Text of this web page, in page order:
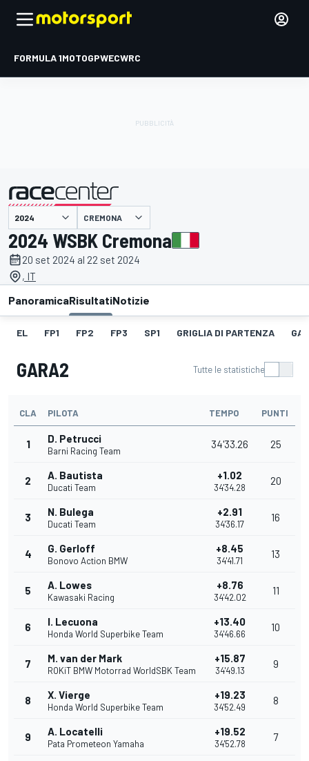
FORMULA 1MOTOGPWECWRC
presentato da CREMONA
2024 WSBK Cremona
20 set 2024 al 22 set 2024
, IT
PanoramicaRisultatiNotizie
EL FP1 FP2 FP3 SP1 GRIGLIA DI PARTENZA
GARA2 Tutte le statistiche
CLA PILOTA TEMPO PUNTI
1 D. Petrucci
Barni Racing Team
34'33.26 25
2 A. Bautista
Ducati Team
+1.02
34'34.28
20
3 N. Bulega
Ducati Team
+2.91
34'36.17
16
4 G. Gerloff
Bonovo Action BMW
+8.45
34'41.71
13
5 A. Lowes
Kawasaki Racing
+8.76
34'42.02
11
6 I. Lecuona
Honda World Superbike Team
+13.40
34'46.66
10
7 M. van der Mark
ROKiT BMW Motorrad WorldSBK Team
+15.87
34'49.13
9
8 X. Vierge
Honda World Superbike Team
+19.23
34'52.49
8
9 A. Locatelli
Pata Prometeon Yamaha
+19.52
34'52.78
7